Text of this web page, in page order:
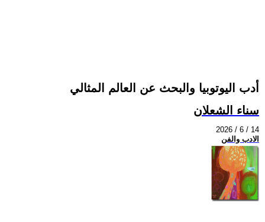
أدب اليوتوبيا والبحث عن العالم المثالي
سناء الشعلان
2026 / 6 / 14
الادب والفن